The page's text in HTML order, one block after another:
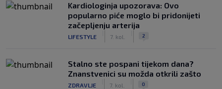
Kardiologinja upozorava: Ovo
popularno piće moglo bi pridonijeti
začepljenju arterija
LIFESTYLE 7. kol. 2
Stalno ste pospani tijekom dana?
Znanstvenici su možda otkrili zašto
ZDRAVLJE 7. kol. 0